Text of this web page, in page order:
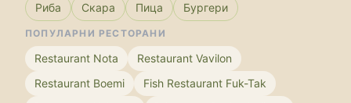
Риба Скара Пица Бургери
ПОПУЛАРНИ РЕСТОРАНИ
Restaurant Nota
Restaurant Vavilon
Restaurant Boemi
Fish Restaurant Fuk-Tak
Tavern „Bapčova“ - Дојран